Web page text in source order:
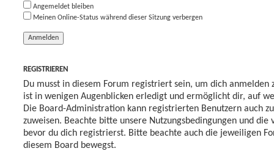
t
e
S
u
c
Angemeldet bleiben
Meinen Online-Status während dieser Sitzung verbergen
REGISTRIEREN
Du musst in diesem Forum registriert sein, um dich anmelden
ist in wenigen Augenblicken erledigt und ermöglicht dir, auf
Die Board-Administration kann registrierten Benutzern auch
zuweisen. Beachte bitte unsere Nutzungsbedingungen und die
bevor du dich registrierst. Bitte beachte auch die jeweiligen
diesem Board bewegst.